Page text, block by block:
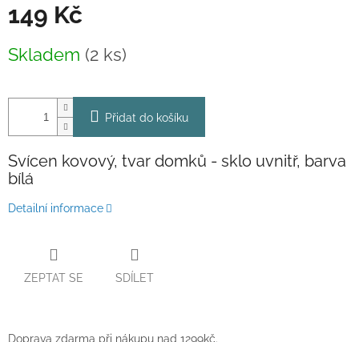
149 Kč
cena:
Skladem (2 ks)
Přidat do košíku
Svícen kovový, tvar domků - sklo uvnitř, barva
bílá
Detailní informace
ZEPTAT SE SDÍLET
Doprava zdarma při nákupu nad 1299kč.